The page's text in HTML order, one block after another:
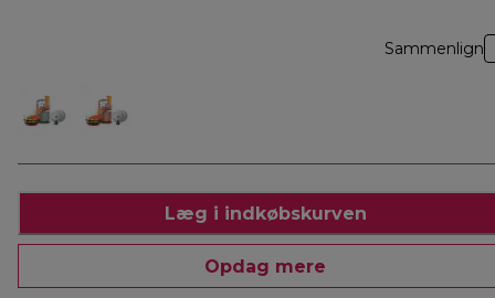
Sammenlign
Læg i indkøbskurven
Opdag mere